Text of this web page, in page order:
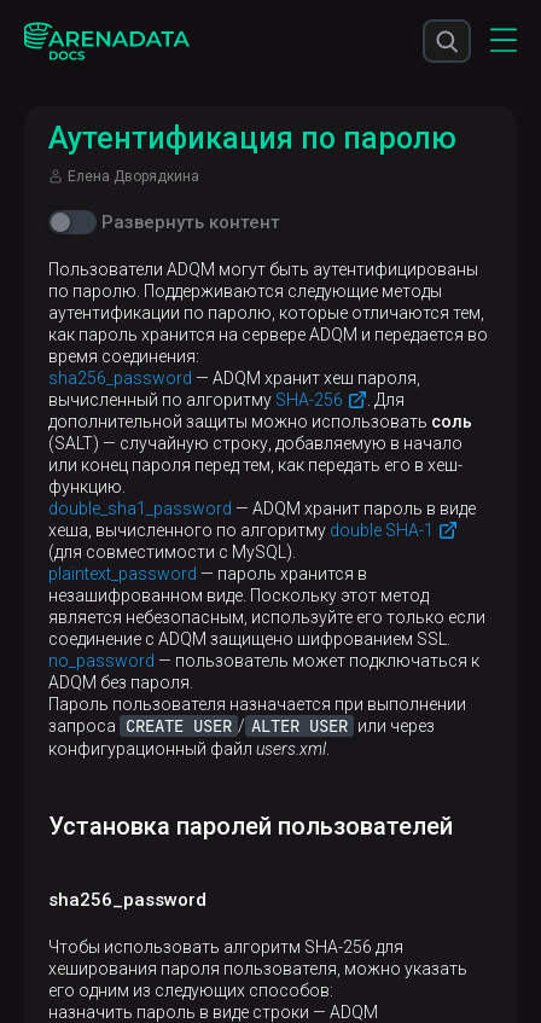
Аутентификация по паролю
Елена Дворядкина
Развернуть контент
Пользователи ADQM могут быть аутентифицированы
по паролю. Поддерживаются следующие методы
аутентификации по паролю, которые отличаются тем,
как пароль хранится на сервере ADQM и передается во
время соединения:
sha256_password — ADQM хранит хеш пароля,
вычисленный по алгоритму SHA-256
. Для
дополнительной защиты можно использовать соль
(SALT) — случайную строку, добавляемую в начало
или конец пароля перед тем, как передать его в хеш-
функцию.
double_sha1_password — ADQM хранит пароль в виде
хеша, вычисленного по алгоритму double SHA-1
(для совместимости с MySQL).
plaintext_password — пароль хранится в
незашифрованном виде. Поскольку этот метод
является небезопасным, используйте его только если
соединение с ADQM защищено шифрованием SSL.
no_password — пользователь может подключаться к
ADQM без пароля.
Пароль пользователя назначается при выполнении
запроса
CREATE USER / ALTER USER или через
конфигурационный файл users.xml
Установка паролей пользователей
sha256_password
Чтобы использовать алгоритм SHA-256 для
хеширования пароля пользователя, можно указать
его одним из следующих способов:
назначить пароль в виде строки — ADQM